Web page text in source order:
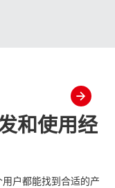
slide
和使用经
户都能找到合适的产